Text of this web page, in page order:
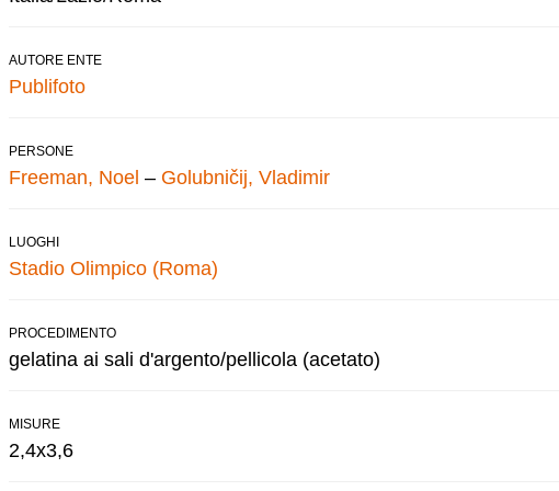
AUTORE ENTE
Publifoto
PERSONE
Freeman, Noel – Golubničij, Vladimir
LUOGHI
Stadio Olimpico (Roma)
PROCEDIMENTO
gelatina ai sali d'argento/pellicola (acetato)
MISURE
2,4x3,6